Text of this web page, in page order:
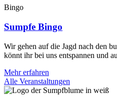
Bingo
Sumpfe Bingo
Wir gehen auf die Jagd nach den
könnt ihr bei uns entspannen und
Mehr erfahren
Alle Veranstaltungen